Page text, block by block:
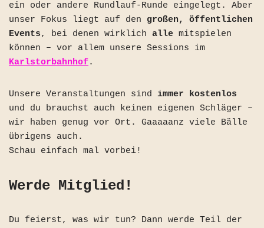
ein oder andere Rundlauf-Runde eingelegt. Aber
unser Fokus liegt auf den großen, öffentlichen
Events, bei denen wirklich alle mitspielen
können – vor allem unsere Sessions im
Karlstorbahnhof.
Unsere Veranstaltungen sind immer kostenlos
und du brauchst auch keinen eigenen Schläger –
wir haben genug vor Ort. Gaaaaanz viele Bälle
übrigens auch.
Schau einfach mal vorbei!
Werde Mitglied!
Du feierst, was wir tun? Dann werde Teil der